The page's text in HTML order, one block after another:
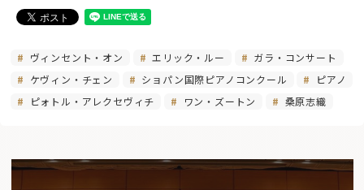
ヴィンセント・オン エリック・ルー
ガラ・コンサート
ケヴィン・チェン
ショパン国際ピアノコンクール
ピアノ
ピォトル・アレクセヴィチ
ワン・ズートン 桑原志織